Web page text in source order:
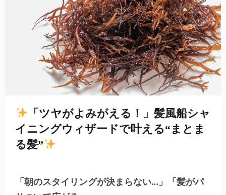
・ ・ ・ ・
・
・
・ ・ ・
・
・
・ ・ ・
「ツヤがよみがえる！」髪風船シャ
イニングウィザードで叶える“まとま
る髪”
「朝のスタイリングが決まらない…」「髪がパ